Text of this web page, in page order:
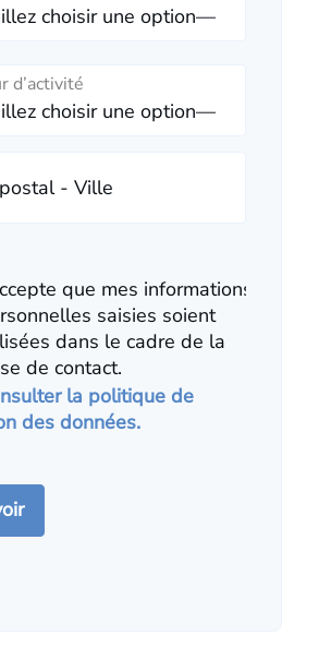
d’activité
- Ville
que mes informations
saisies soient
dans le cadre de la
de contact.
la politique de
des données.